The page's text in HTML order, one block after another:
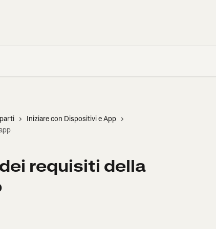
Iniziare con Dispositivi e App
requisiti della